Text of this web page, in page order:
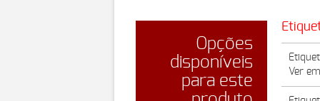
Opções
disponíveis
para este
Ver